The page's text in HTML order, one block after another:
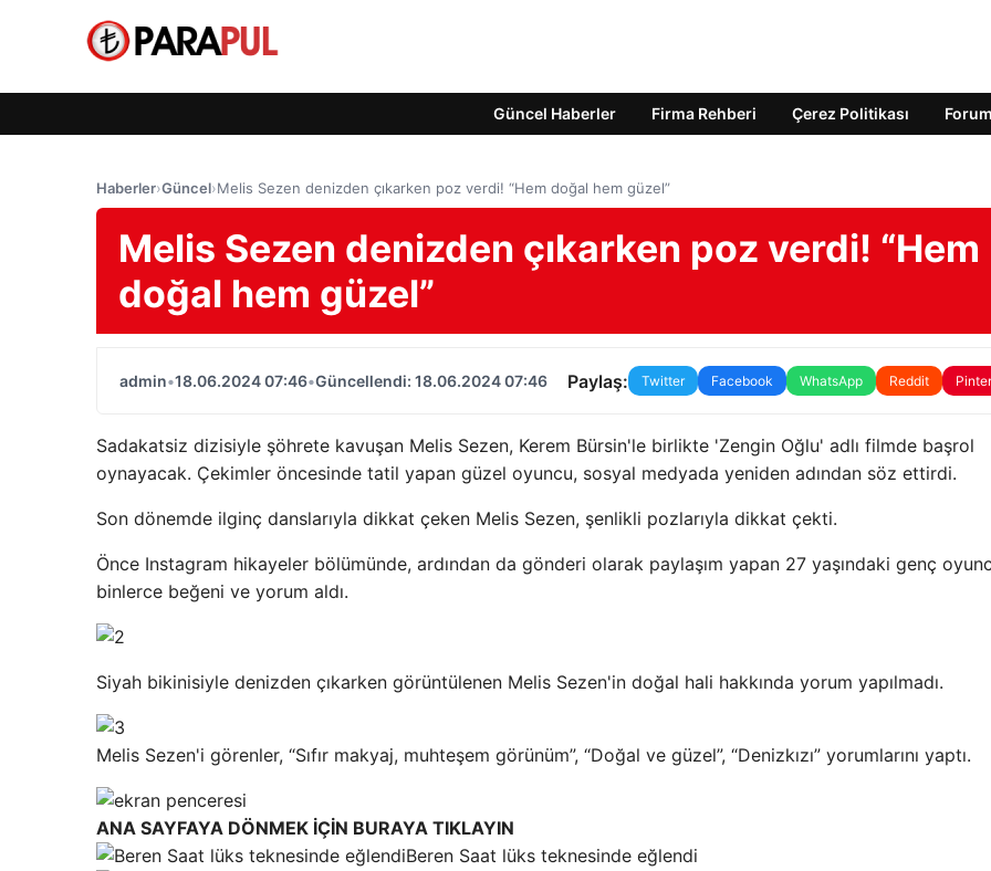
Güncel Haberler Firma Rehberi Çerez Politikası Forum
Haberler›Güncel›Melis Sezen denizden çıkarken poz verdi! “Hem doğal hem güzel”
Melis Sezen denizden çıkarken poz verdi! “Hem
doğal hem güzel”
admin•18.06.2024 07:46•Güncellendi: 18.06.2024 07:46 Paylaş: Twitter Facebook WhatsApp Reddit
Sadakatsiz dizisiyle şöhrete kavuşan Melis Sezen, Kerem Bürsin'le birlikte 'Zengin Oğlu' adlı filmde başrol
oynayacak. Çekimler öncesinde tatil yapan güzel oyuncu, sosyal medyada yeniden adından söz ettirdi.
Son dönemde ilginç danslarıyla dikkat çeken Melis Sezen, şenlikli pozlarıyla dikkat çekti.
Önce Instagram hikayeler bölümünde, ardından da gönderi olarak paylaşım yapan 27 yaşındaki genç
binlerce beğeni ve yorum aldı.
Siyah bikinisiyle denizden çıkarken görüntülenen Melis Sezen'in doğal hali hakkında yorum yapılmadı.
Melis Sezen'i görenler, “Sıfır makyaj, muhteşem görünüm”, “Doğal ve güzel”, “Denizkızı” yorumlarını yaptı.
ANA SAYFAYA DÖNMEK İÇİN BURAYA TIKLAYIN
Beren Saat lüks teknesinde eğlendi